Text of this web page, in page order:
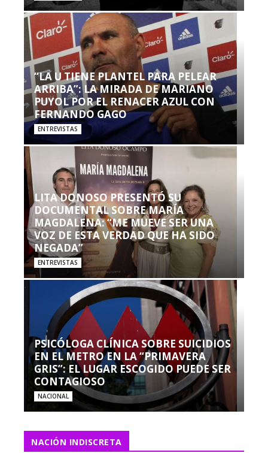
“LA U TIENE PLANTEL PARA PELEAR
ARRIBA”: LA MIRADA DE MARIANO
PUYOL POR EL RENACER AZUL CON
FERNANDO GAGO
ENTREVISTAS
LITA DONOSO PRESENTÓ SU
DOCUMENTAL SOBRE MARÍA
MAGDALENA: “ME MUEVE SER UNA
VOZ DE ESTA VERDAD QUE HA SIDO
NEGADA”
ENTREVISTAS
PSICÓLOGA CLÍNICA SOBRE SUICIDIOS
EN EL METRO EN LA “PRIMAVERA
GRIS”: EL LUGAR ESCOGIDO PUEDE SER
CONTAGIOSO
NACIONAL
NACIÓN INDISCRETA